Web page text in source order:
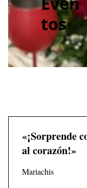
tos
«¡Sorprende
al corazón!»
Mariachis